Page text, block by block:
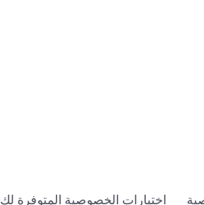
اختيارات الخصوصية المتوفرة لك